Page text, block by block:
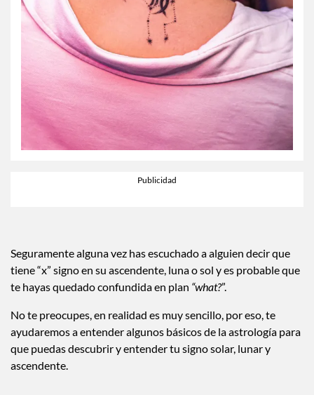
Seguramente alguna vez has escuchado a alguien decir que
tiene “x” signo en su ascendente, luna o sol y es probable que
te hayas quedado confundida en plan “what?”.
No te preocupes, en realidad es muy sencillo, por eso, te
ayudaremos a entender algunos básicos de la astrología para
que puedas descubrir y entender tu signo solar, lunar y
ascendente.